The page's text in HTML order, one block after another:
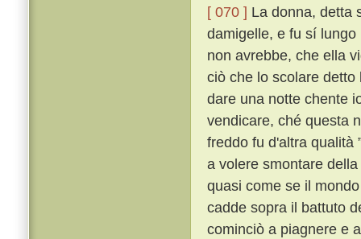
[ 070 ] La donna, detta
damigelle, e fu sí
non avrebbe, che ella
ciò che lo scolare detto
dare una notte chente
vendicare, ché questa
freddo fu d'altra qualità
a volere smontare
quasi come se il
cadde sopra il battuto
cominciò a piagnere e